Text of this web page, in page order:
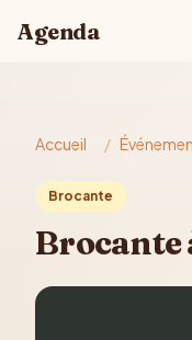
Agenda
Accueil /
Brocante